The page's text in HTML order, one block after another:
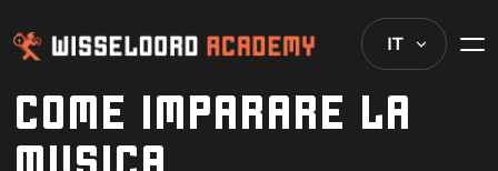
IT
COME IMPARARE LA